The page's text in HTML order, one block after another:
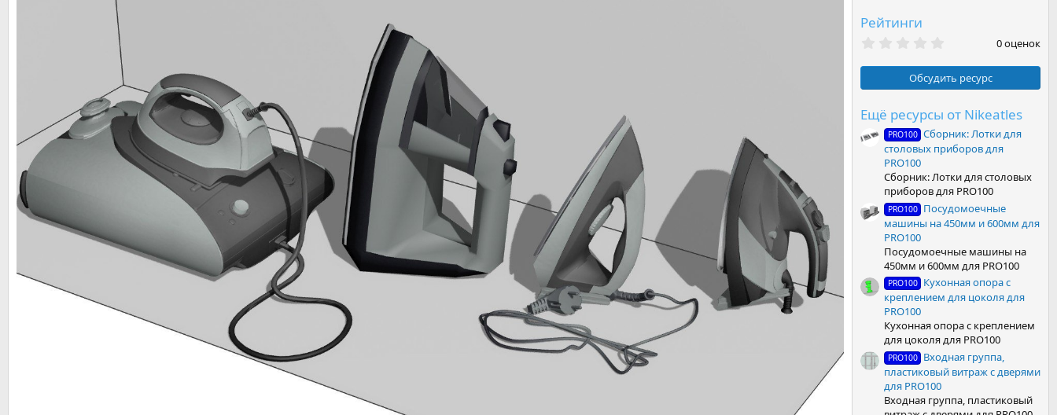
Рейтинги
0
0
з
ё
з
д
0 оценок
Обсудить ресурс
Ещё ресурсы от Nikeatles
PRO100 Сборник: Лотки для
столовых приборов для
PRO100
Сборник: Лотки для столовых
приборов для PRO100
PRO100 Посудомоечные
машины на 450мм и 600мм для
PRO100
Посудомоечные машины на
450мм и 600мм для PRO100
PRO100 Кухонная опора с
креплением для цоколя для
PRO100
Кухонная опора с креплением
для цоколя для PRO100
PRO100 Входная группа,
пластиковый витраж с дверями
для PRO100
Входная группа, пластиковый